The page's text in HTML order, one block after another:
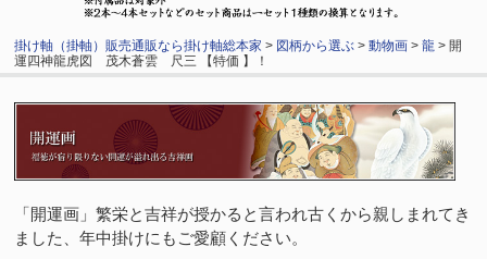
掛け軸（掛軸）販売通販なら掛け軸総本家 > 図柄から選ぶ >動物画 >龍 > 開
運四神龍虎図 茂木蒼雲 尺三 【特価 】！
「開運画」繁栄と吉祥が授かると言われ古くから親しまれてき
ました、年中掛けにもご愛顧ください。